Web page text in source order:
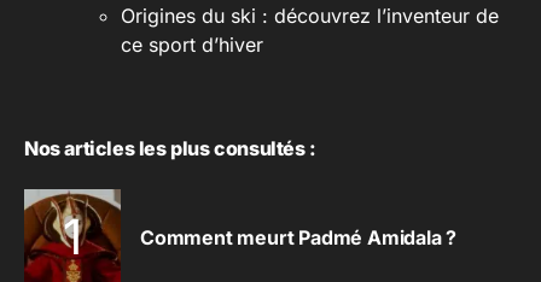
Origines du ski : découvrez l’inventeur de
ce sport d’hiver
Nos articles les plus consultés :
Comment meurt Padmé Amidala ?